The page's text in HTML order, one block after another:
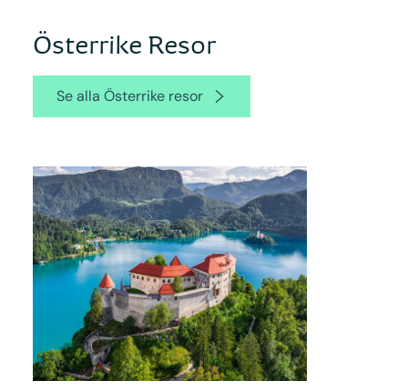
Österrike Resor
Se alla Österrike resor